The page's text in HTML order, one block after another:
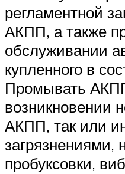
регламентной
АКПП, а также
обслуживании
купленного в
Промывать
возникновении
АКПП, так или
загрязнениями,
пробуксовки,